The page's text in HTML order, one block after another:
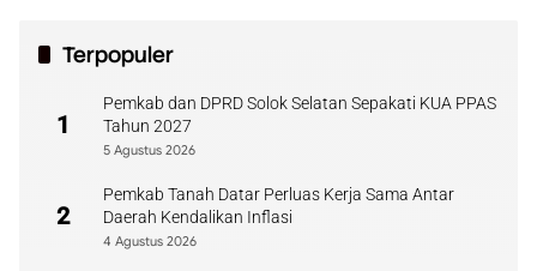
Terpopuler
1
Pemkab dan DPRD Solok Selatan Sepakati KUA PPAS
Tahun 2027
5 Agustus 2026
2
Pemkab Tanah Datar Perluas Kerja Sama Antar
Daerah Kendalikan Inflasi
4 Agustus 2026